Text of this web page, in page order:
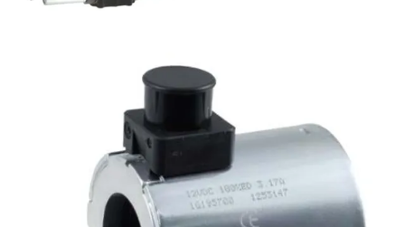
Argo Hytos Cetop 5 / NK10 suuntaventtiilit
Suunnitteluratkaisut
Hydrauliikkaletkut
Erikoisletkut
Kokoonpano ja räätälöinti